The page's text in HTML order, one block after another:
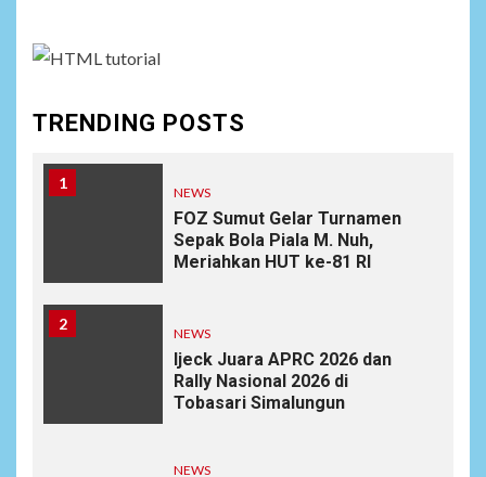
TRENDING POSTS
1
NEWS
FOZ Sumut Gelar Turnamen
Sepak Bola Piala M. Nuh,
Meriahkan HUT ke-81 RI
2
NEWS
Ijeck Juara APRC 2026 dan
Rally Nasional 2026 di
Tobasari Simalungun
NEWS